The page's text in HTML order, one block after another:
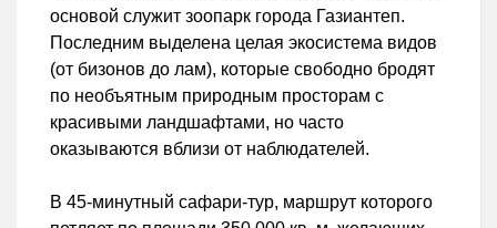
основой служит зоопарк города Газиантеп.
Последним выделена целая экосистема видов
(от бизонов до лам), которые свободно бродят
по необъятным природным просторам с
красивыми ландшафтами, но часто
оказываются вблизи от наблюдателей.
В 45-минутный сафари-тур, маршрут которого